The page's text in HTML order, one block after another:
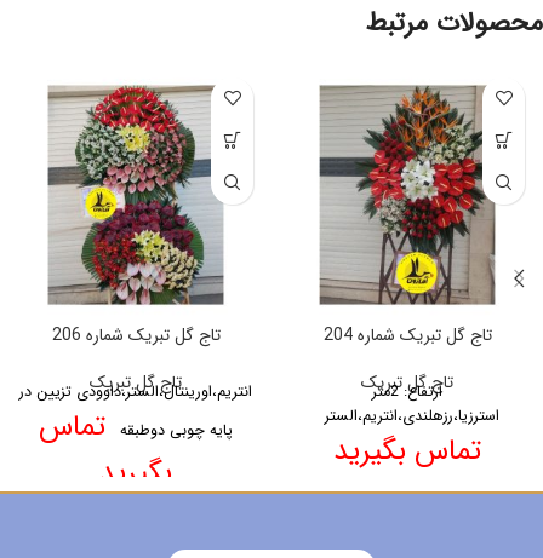
محصولات مرتبط
تاج گل تبریک شماره 204
تاج گل تبریک
ارتفاع: 2متر
استرزیا،رزهلندی،انتریم،الستر
تماس بگیرید
تاج گل تبریک شماره 206
تاج گل تبریک
انتریم،اورینتال،الستر،داوودی تزیین در
پایه چوبی دوطبقه تماس
بگیرید